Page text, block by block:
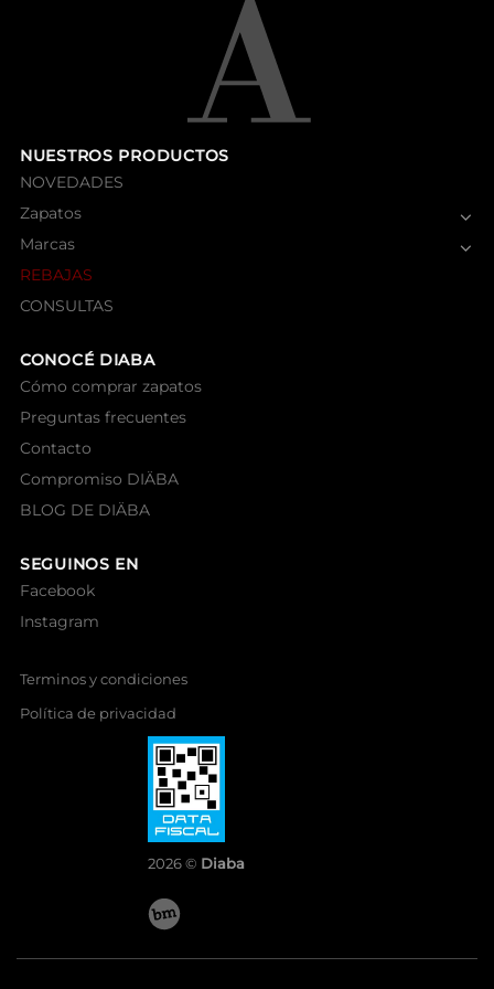
NUESTROS PRODUCTOS
NOVEDADES
Zapatos
Marcas
REBAJAS
CONSULTAS
CONOCÉ DIABA
Cómo comprar zapatos
Preguntas frecuentes
Contacto
Compromiso DIÄBA
BLOG DE DIÄBA
SEGUINOS EN
Facebook
Instagram
Terminos y condiciones
Política de privacidad
2026 © Diaba